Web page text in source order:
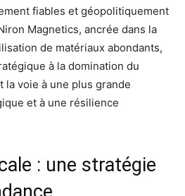
fiables et géopolitiquement
Magnetics, ancrée dans la
de matériaux abondants,
à la domination du
la voie à une plus grande
et à une résilience
: une stratégie